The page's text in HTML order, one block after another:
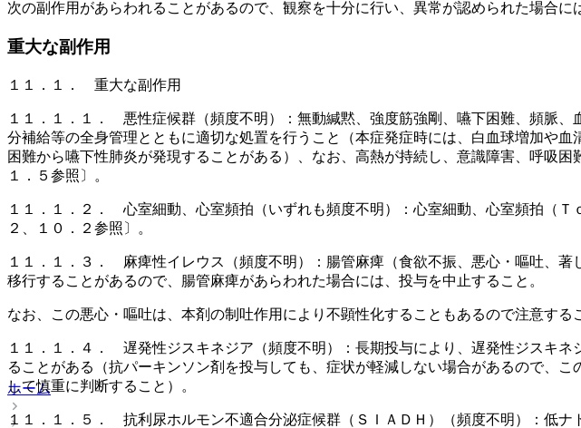
次の副作用があらわれることがあるので、観察を十分に行い、異常が認められた場合に
重大な副作用
１１．１． 重大な副作用
１１．１．１． 悪性症候群（頻度不明）：無動緘黙、強度筋強剛、嚥下困難、頻脈
分補給等の全身管理とともに適切な処置を行うこと（本症発症時には、白血球増加や
困難から嚥下性肺炎が発現することがある）、なお、高熱が持続し、意識障害、呼吸
１．５参照〕。
１１．１．２． 心室細動、心室頻拍（いずれも頻度不明）：心室細動、心室頻拍（
２、１０．２参照〕。
１１．１．３． 麻痺性イレウス（頻度不明）：腸管麻痺（食欲不振、悪心・嘔吐、
移行することがあるので、腸管麻痺があらわれた場合には、投与を中止すること。
なお、この悪心・嘔吐は、本剤の制吐作用により不顕性化することもあるので注意する
１１．１．４． 遅発性ジスキネジア（頻度不明）：長期投与により、遅発性ジスキ
ることがある（抗パーキンソン剤を投与しても、症状が軽減しない場合があるので、
して慎重に判断すること）。
１１．１．５． 抗利尿ホルモン不適合分泌症候群（ＳＩＡＤＨ）（頻度不明）：低
ホーム